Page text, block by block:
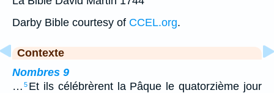
Darby Bible courtesy of CCEL.org.
Contexte
Nombres 9
… 5 Et ils célébrèrent la Pâque le quatorzième jour